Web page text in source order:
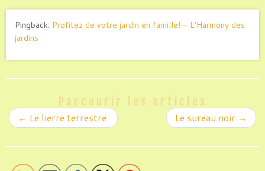
Pingback: Profitez de votre jardin en famille! - L'Harmony des
jardins
Parcourir les articles
← Le lierre terrestre. Le sureau noir →